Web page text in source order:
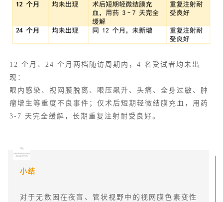
12 个月、24 个月两档随访周期内，4 名受试者均未出
现：
眼内感染、视网膜脱离、眼压飙升、头痛、全身过敏、肿
瘤增生等重度不良事件；仅术后短期轻微结膜充血，用药
3-7 天完全缓解，长期重复注射耐受良好。
小结
对于无数困在夜盲、管状视野中的视网膜色素变性